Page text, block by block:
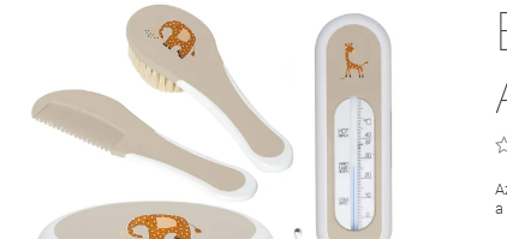
A MEGFELELŐ MÉRET MEGÁLLAPÍTÁSA BOLDOG BABA
a